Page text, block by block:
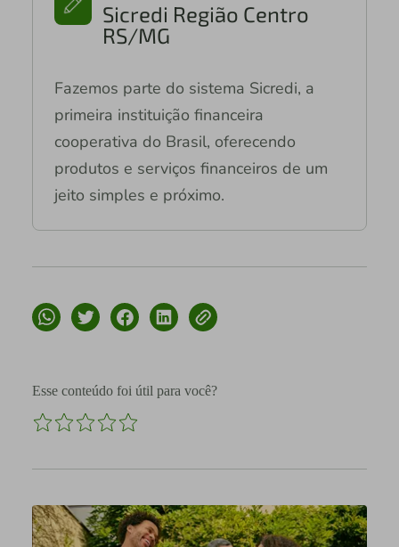
Sicredi Região Centro
RS/MG
Fazemos parte do sistema Sicredi, a
primeira instituição financeira
cooperativa do Brasil, oferecendo
produtos e serviços financeiros de um
jeito simples e próximo.
Esse conteúdo foi útil para você?